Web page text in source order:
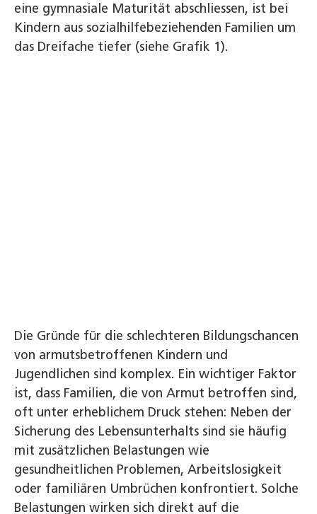
eine gymnasiale Maturität abschliessen, ist bei
Kindern aus sozialhilfebeziehenden Familien um
das Dreifache tiefer (siehe Grafik 1).
Die Gründe für die schlechteren Bildungschancen
von armutsbetroffenen Kindern und
Jugendlichen sind komplex. Ein wichtiger Faktor
ist, dass Familien, die von Armut betroffen sind,
oft unter erheblichem Druck stehen: Neben der
Sicherung des Lebensunterhalts sind sie häufig
mit zusätzlichen Belastungen wie
gesundheitlichen Problemen, Arbeitslosigkeit
oder familiären Umbrüchen konfrontiert. Solche
Belastungen wirken sich direkt auf die